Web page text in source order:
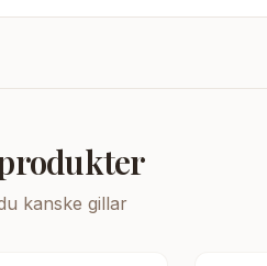
kanske gillar